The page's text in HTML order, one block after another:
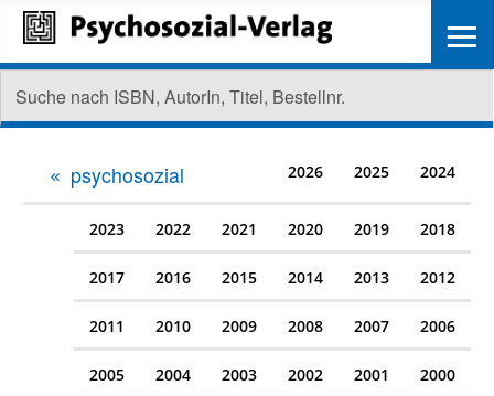
psychosozial 2026 2025 2024
2023 2022 2021 2020 2019 2018
2017 2016 2015 2014 2013 2012
2011 2010 2009 2008 2007 2006
2005 2004 2003 2002 2001 2000
≡